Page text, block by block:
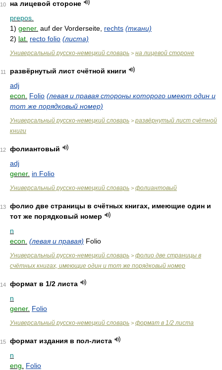
10
на лицевой стороне
prepos.
1) gener. auf der Vorderseite, rechts (ткани)
2) lat. recto folio (листа)
Универсальный русско-немецкий словарь > на лицевой стороне
11
развёрнутый лист счётной книги
adj
econ.
Folio (левая и правая стороны которого имеют один и
тот же порядковый номер)
Универсальный русско-немецкий словарь > развёрнутый лист счётной
книги
12
фолиантовый
adj
gener. in Folio
Универсальный русско-немецкий словарь > фолиантовый
13
фолио две страницы в счётных книгах, имеющие один и
тот же порядковый номер
n
econ. (левая и правая) Folio
Универсальный русско-немецкий словарь > фолио две страницы в
счётных книгах, имеющие один и тот же порядковый номер
14
формат в 1/2 листа
n
gener. Folio
Универсальный русско-немецкий словарь > формат в 1/2 листа
15
формат издания в пол-листа
n
eng.
Folio